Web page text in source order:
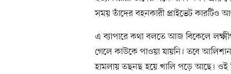
সময় তাঁদের বহনকারী প্রাইভেট কারটিও
এ ব্যাপারে কথা বলতে আজ বিকেলে
গেলে কাউকে পাওয়া যায়নি। তবে
হামলায় তছনছ হয়ে খালি পড়ে আছে। ওই